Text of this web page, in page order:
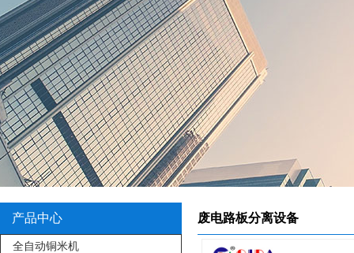
产品中心
全自动铜米机
废电路板分离设备